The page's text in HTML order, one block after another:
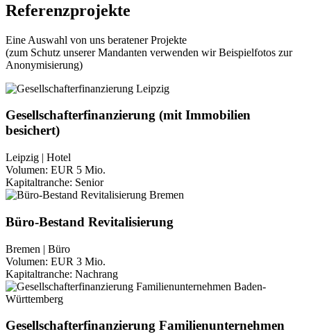
Referenzprojekte
Eine Auswahl von uns beratener Projekte
(zum Schutz unserer Mandanten verwenden wir Beispielfotos zur
Anonymisierung)
Gesellschafterfinanzierung (mit Immobilien
besichert)
Leipzig | Hotel
Volumen: EUR 5 Mio.
Kapitaltranche: Senior
Büro-Bestand Revitalisierung
Bremen | Büro
Volumen: EUR 3 Mio.
Kapitaltranche: Nachrang
Gesellschafterfinanzierung Familienunternehmen